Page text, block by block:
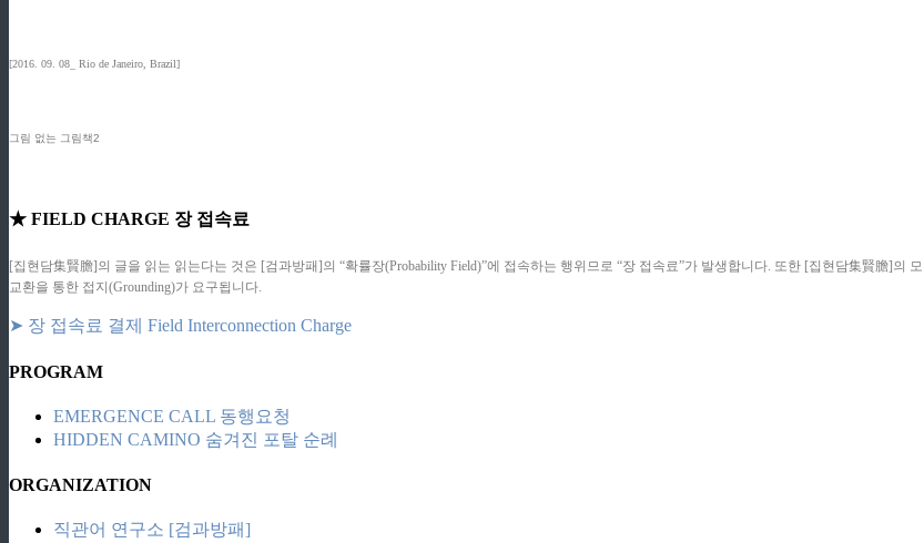
[2016. 09. 08_ Rio de Janeiro, Brazil]
그림 없는 그림책2
★ FIELD CHARGE 장 접속료
[집현담集賢膽]의 글을 읽는 읽는다는 것은 [검과방패]의 “확률장(Probability Field)”에 접속하는 행위므로 “장 접속료”가 발생합니다. 또한 [집현담集賢膽]
교환을 통한 접지(Grounding)가 요구됩니다.
➤ 장 접속료 결제 Field Interconnection Charge
PROGRAM
EMERGENCE CALL 동행요청
HIDDEN CAMINO 숨겨진 포탈 순례
ORGANIZATION
직관어 연구소 [검과방패]